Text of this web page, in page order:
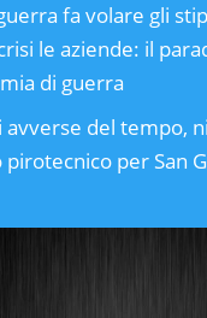
fa volare gli
le aziende: il
di guerra
avverse del tempo,
per San